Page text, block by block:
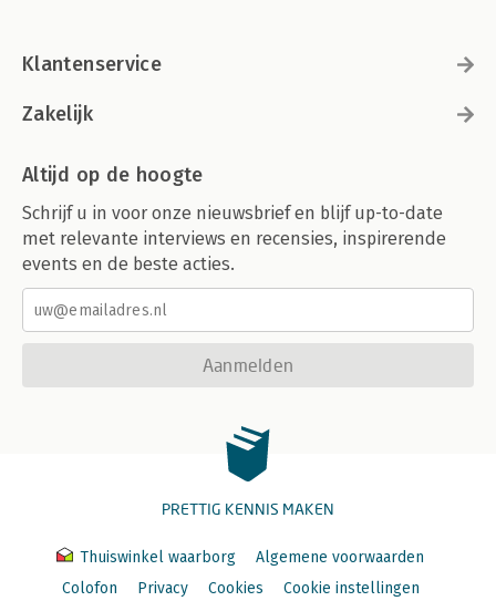
Klantenservice
Zakelijk
Altijd op de hoogte
Schrijf u in voor onze nieuwsbrief en blijf up-to-date
met relevante interviews en recensies, inspirerende
events en de beste acties.
Aanmelden
PRETTIG KENNIS MAKEN
Thuiswinkel waarborg
Algemene voorwaarden
Colofon
Privacy Cookies Cookie instellingen